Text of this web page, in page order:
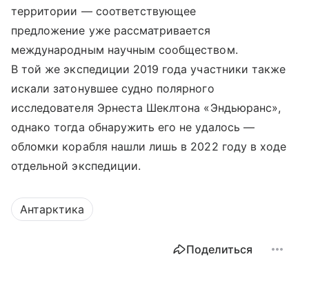
территории — соответствующее
предложение уже рассматривается
международным научным сообществом.
В той же экспедиции 2019 года участники также
искали затонувшее судно полярного
исследователя Эрнеста Шеклтона «Эндьюранс»,
однако тогда обнаружить его не удалось —
обломки корабля нашли лишь в 2022 году в ходе
отдельной экспедиции.
Антарктика
Поделиться